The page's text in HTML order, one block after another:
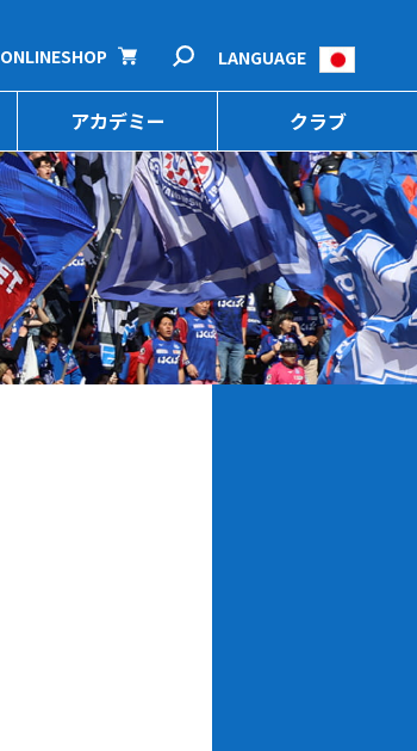
アカデミー クラブ
ONLINESHOP LANGUAGE